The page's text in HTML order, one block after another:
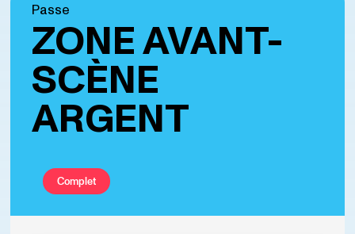
Passe
ZONE AVANT-
SCÈNE
ARGENT
Complet